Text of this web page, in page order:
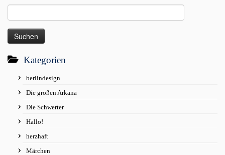
nach:
Kategorien
berlindesign
Die großen Arkana
Die Schwerter
Hallo!
herzhaft
Märchen